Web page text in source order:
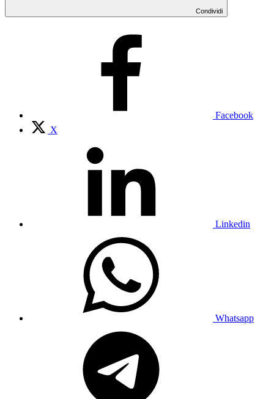
Condividi
Facebook
X
Linkedin
Whatsapp